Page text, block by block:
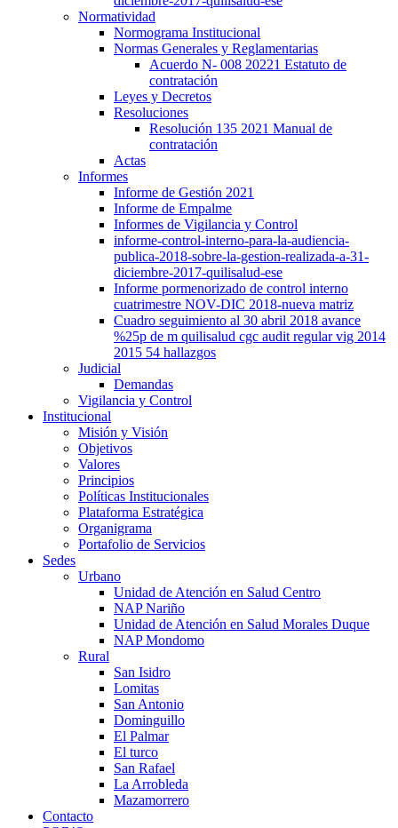
Normatividad
Normograma Institucional
Normas Generales y Reglamentarias
Acuerdo N- 008 20221 Estatuto de
contratación
Leyes y Decretos
Resoluciones
Resolución 135 2021 Manual de
contratación
Actas
Informes
Informe de Gestión 2021
Informe de Empalme
Informes de Vigilancia y Control
informe-control-interno-para-la-audiencia-
publica-2018-sobre-la-gestion-realizada-a-31-
diciembre-2017-quilisalud-ese
Informe pormenorizado de control interno
cuatrimestre NOV-DIC 2018-nueva matriz
Cuadro seguimiento al 30 abril 2018 avance
%25p de m quilisalud cgc audit regular vig 2014
2015 54 hallazgos
Judicial
Demandas
Vigilancia y Control
Institucional
Misión y Visión
Objetivos
Valores
Principios
Políticas Institucionales
Plataforma Estratégica
Organigrama
Portafolio de Servicios
Sedes
Urbano
Unidad de Atención en Salud Centro
NAP Nariño
Unidad de Atención en Salud Morales Duque
NAP Mondomo
Rural
San Isidro
Lomitas
San Antonio
Dominguillo
El Palmar
El turco
San Rafael
La Arrobleda
Mazamorrero
Contacto